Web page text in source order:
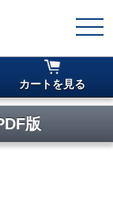
カートを見る
版